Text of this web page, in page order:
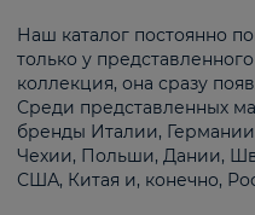
Наш каталог постоянно
только у
коллекция, она сразу
Среди представленных
бренды Италии,
Чехии, Польши, Дании,
США, Китая и, конечно,